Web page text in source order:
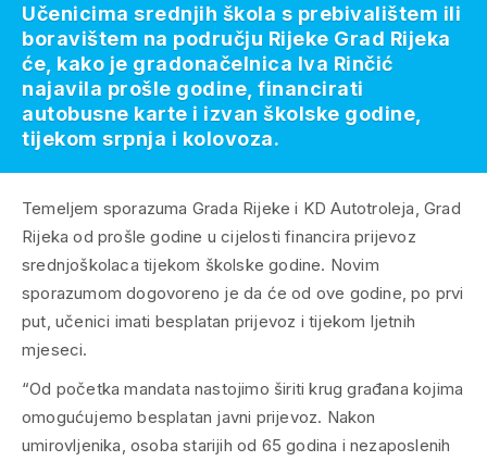
Temeljem sporazuma Grada Rijeke i KD Autotroleja, Grad
Rijeka od prošle godine u cijelosti financira prijevoz
srednjoškolaca tijekom školske godine. Novim
sporazumom dogovoreno je da će od ove godine, po prvi
put, učenici imati besplatan prijevoz i tijekom ljetnih
mjeseci.
“Od početka mandata nastojimo širiti krug građana kojima
omogućujemo besplatan javni prijevoz. Nakon
umirovljenika, osoba starijih od 65 godina i nezaposlenih
Učenicima srednjih škola s prebivalištem ili
boravištem na području Rijeke Grad Rijeka
će, kako je gradonačelnica Iva Rinčić
najavila prošle godine, financirati
autobusne karte i izvan školske godine,
tijekom srpnja i kolovoza.